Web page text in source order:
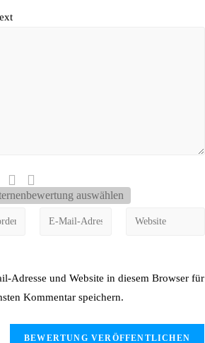
auswählen
Adresse und Website in diesem Browser für
Kommentar speichern.